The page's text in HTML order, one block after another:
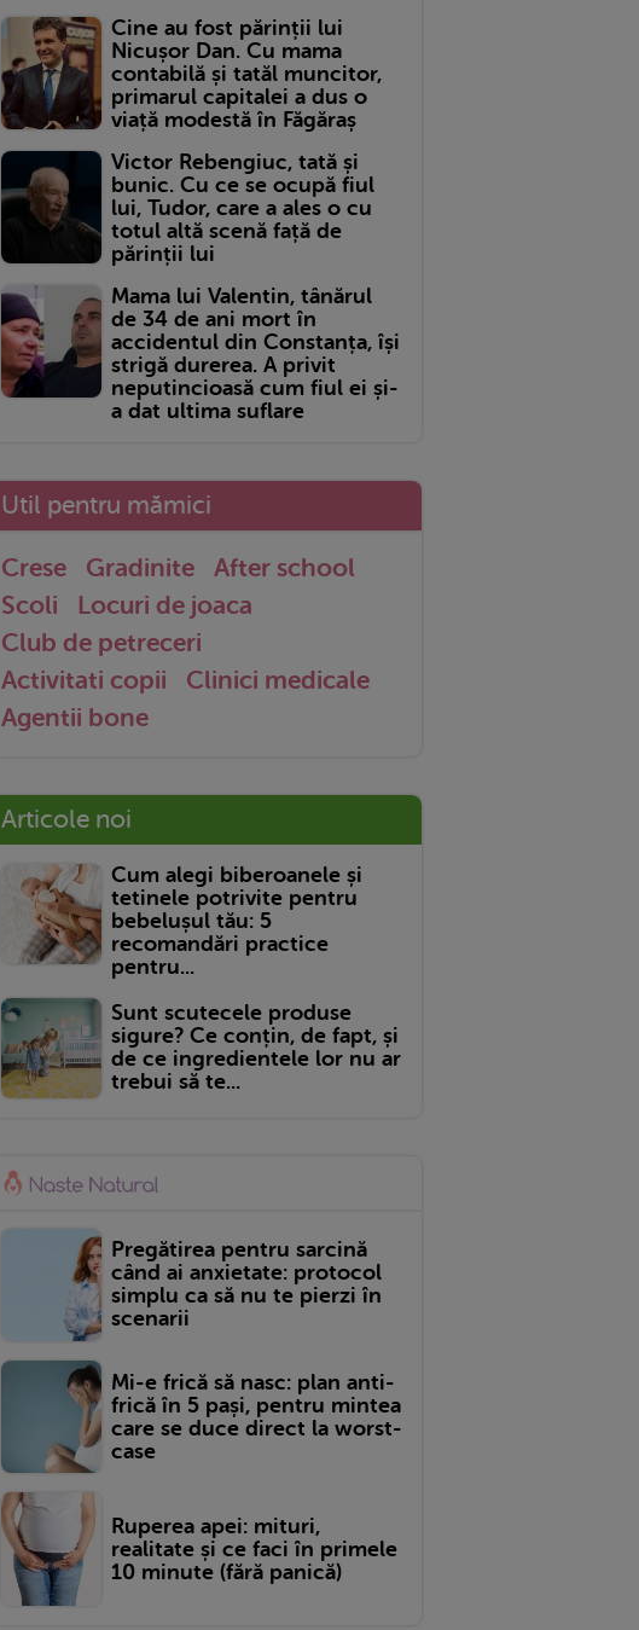
Cine au fost părinții lui
Nicușor Dan. Cu mama
contabilă și tatăl muncitor,
primarul capitalei a dus o
viață modestă în Făgăraș
Victor Rebengiuc, tată și
bunic. Cu ce se ocupă fiul
lui, Tudor, care a ales o cu
totul altă scenă față de
părinții lui
Mama lui Valentin, tânărul
de 34 de ani mort în
accidentul din Constanța, își
strigă durerea. A privit
neputincioasă cum fiul ei și-
a dat ultima suflare
Util pentru mămici
Crese Gradinite
After school
Scoli
Locuri de joaca
Club de petreceri
Activitati copii
Clinici medicale
Agentii bone
Articole noi
Cum alegi biberoanele și
tetinele potrivite pentru
bebelușul tău: 5
recomandări practice
pentru...
Sunt scutecele produse
sigure? Ce conțin, de fapt, și
de ce ingredientele lor nu ar
trebui să te...
Pregătirea pentru sarcină
când ai anxietate: protocol
simplu ca să nu te pierzi în
scenarii
Mi-e frică să nasc: plan anti-
frică în 5 pași, pentru mintea
care se duce direct la worst-
case
Ruperea apei: mituri,
realitate și ce faci în primele
10 minute (fără panică)